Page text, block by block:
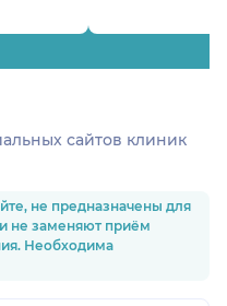
сайтов клиник
не предназначены для
не заменяют приём
Необходима